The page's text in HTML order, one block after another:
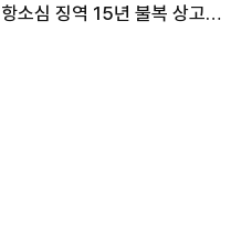
'내란 중요임무 종사' 한덕수 항소심 징역 15년 불복 상고…대법 최종 판단